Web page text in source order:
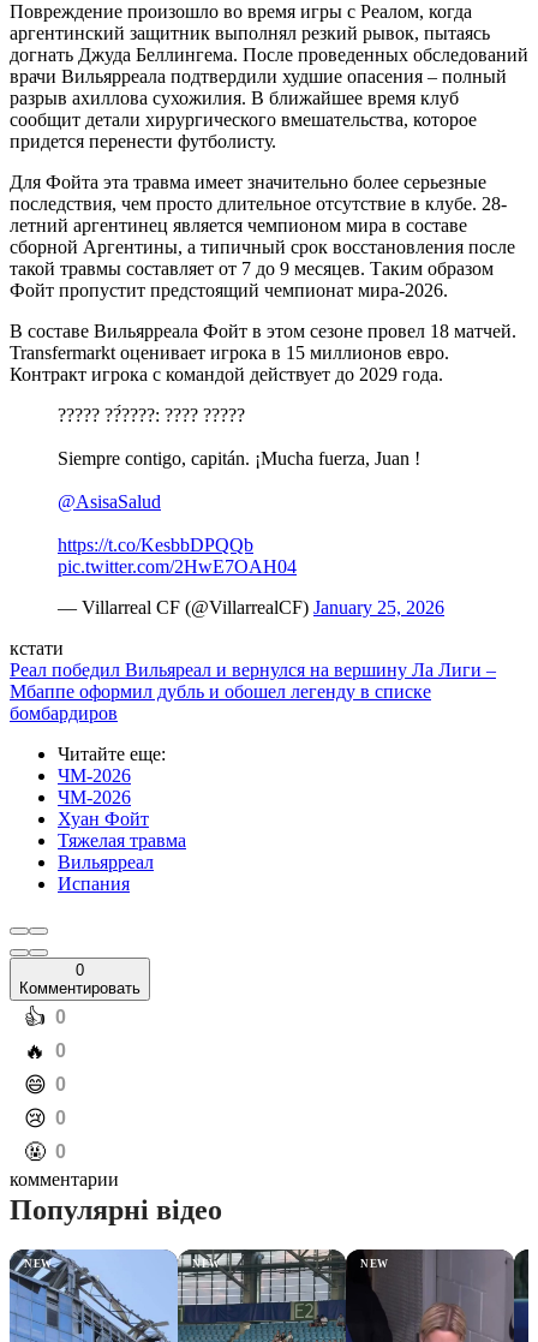
Повреждение произошло во время игры с Реалом, когда
аргентинский защитник выполнял резкий рывок, пытаясь
догнать Джуда Беллингема. После проведенных обследований
врачи Вильярреала подтвердили худшие опасения – полный
разрыв ахиллова сухожилия. В ближайшее время клуб
сообщит детали хирургического вмешательства, которое
придется перенести футболисту.
Для Фойта эта травма имеет значительно более серьезные
последствия, чем просто длительное отсутствие в клубе. 28-
летний аргентинец является чемпионом мира в составе
сборной Аргентины, а типичный срок восстановления после
такой травмы составляет от 7 до 9 месяцев. Таким образом
Фойт пропустит предстоящий чемпионат мира-2026.
В составе Вильярреала Фойт в этом сезоне провел 18 матчей.
Transfermarkt оценивает игрока в 15 миллионов евро.
Контракт игрока с командой действует до 2029 года.
????? ??́????: ???? ?????
Siempre contigo, capitán. ¡Mucha fuerza, Juan !
@AsisaSalud
https://t.co/KesbbDPQQb
pic.twitter.com/2HwE7OAH04
— Villarreal CF (@VillarrealCF) January 25, 2026
кстати
Реал победил Вильяреал и вернулся на вершину Ла Лиги –
Мбаппе оформил дубль и обошел легенду в списке
бомбардиров
Читайте еще:
ЧМ-2026
ЧМ-2026
Хуан Фойт
Тяжелая травма
Вильярреал
Испания
0
Комментировать
️👍 0
️🔥 0
️😄 0
️😢 0
️🤬 0
комментарии